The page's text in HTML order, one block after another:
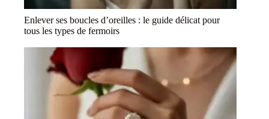
Enlever ses boucles d’oreilles : le guide délicat pour
tous les types de fermoirs